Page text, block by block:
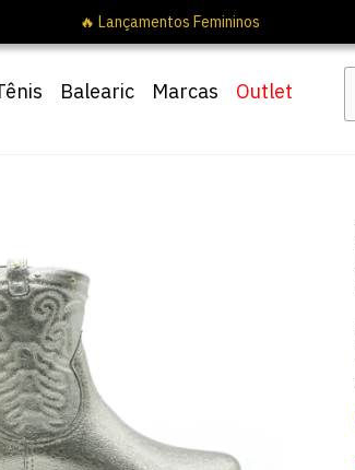
Balearic Marcas Outlet